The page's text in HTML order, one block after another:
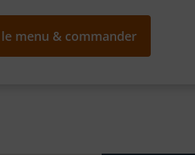
menu & commander